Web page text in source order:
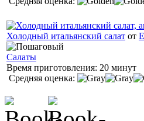
Холодный итальянский салат от
Салаты
Время приготовления: 20 минут
Средняя оценка: